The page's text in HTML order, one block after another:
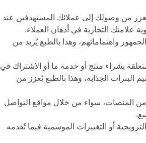
من وصولك إلى عملائك المستهدفين عند
علامتك التجارية في أذهان العملاء.
واهتماماتهم، وهذا بالطبع يُزيد من
بشراء منتج أو خدمة ما أو الاشتراك في
البنرات الجذابة، وهذا بالطبع يُعزز من
من المنصات، سواء من خلال مواقع التواصل
أو التغييرات الموسمية فيما تُقدمه